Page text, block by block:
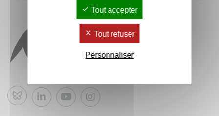
Bluesky
Tout accepter
Tout refuser
Personnaliser